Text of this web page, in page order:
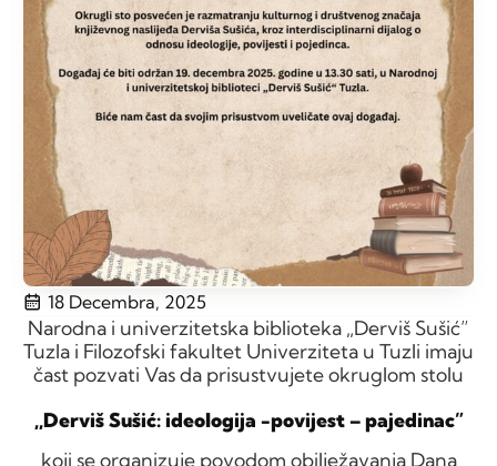
18 Decembra, 2025
Narodna i univerzitetska biblioteka „Derviš Sušić”
Tuzla i Filozofski fakultet Univerziteta u Tuzli imaju
čast pozvati Vas da prisustvujete okruglom stolu
,,Derviš Sušić: ideologija -povijest – pajedinac”
koji se organizuje povodom obilježavanja Dana